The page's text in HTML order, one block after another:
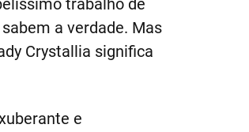
trabalho de
a verdade. Mas
Crystallia significa
e